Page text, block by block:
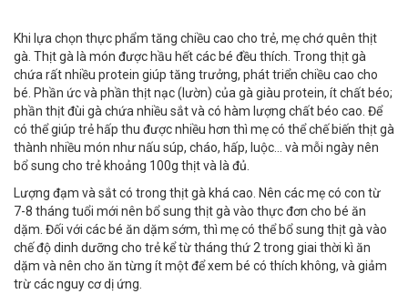
Khi lựa chọn thực phẩm tăng chiều cao cho trẻ, mẹ chớ quên thịt
gà. Thịt gà là món được hầu hết các bé đều thích. Trong thịt gà
chứa rất nhiều protein giúp tăng trưởng, phát triển chiều cao cho
bé. Phần ức và phần thịt nạc (lườn) của gà giàu protein, ít chất béo;
phần thịt đùi gà chứa nhiều sắt và có hàm lượng chất béo cao. Để
có thể giúp trẻ hấp thu được nhiều hơn thì mẹ có thể chế biến thịt gà
thành nhiều món như nấu súp, cháo, hấp, luộc… và mỗi ngày nên
bổ sung cho trẻ khoảng 100g thịt và là đủ.
Lượng đạm và sắt có trong thịt gà khá cao. Nên các mẹ có con từ
7-8 tháng tuổi mới nên bổ sung thịt gà vào thực đơn cho bé ăn
dặm. Đối với các bé ăn dặm sớm, thì mẹ có thể bổ sung thịt gà vào
chế độ dinh dưỡng cho trẻ kể từ tháng thứ 2 trong giai thời kì ăn
dặm và nên cho ăn từng ít một để xem bé có thích không, và giảm
trừ các nguy cơ dị ứng.